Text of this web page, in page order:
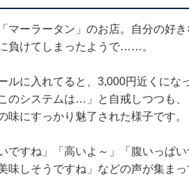
マーラータン」のお店。自分の好
負けてしまったようで……。
ルに入れてると、3,000円近くに
のシステムは…」と自戒しつつも
味にすっかり魅了された様子です。
ですね」「高いよ～」「腹いっぱ
味しそうですね」などの声が集まっ